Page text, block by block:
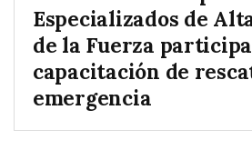
Especializados de
de la Fuerza
capacitación de
emergencia